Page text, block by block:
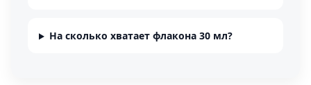
На сколько хватает флакона 30 мл?